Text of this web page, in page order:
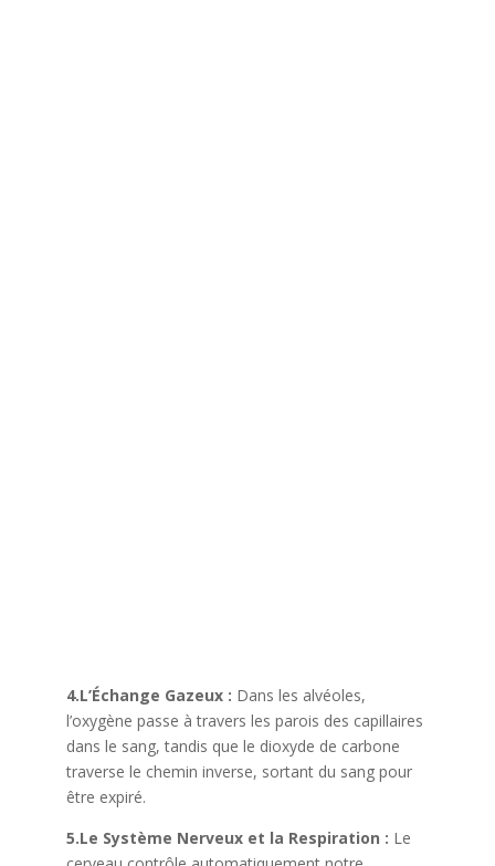
4.L’Échange Gazeux : Dans les alvéoles,
l’oxygène passe à travers les parois des capillaires
dans le sang, tandis que le dioxyde de carbone
traverse le chemin inverse, sortant du sang pour
être expiré.
5.Le Système Nerveux et la Respiration : Le